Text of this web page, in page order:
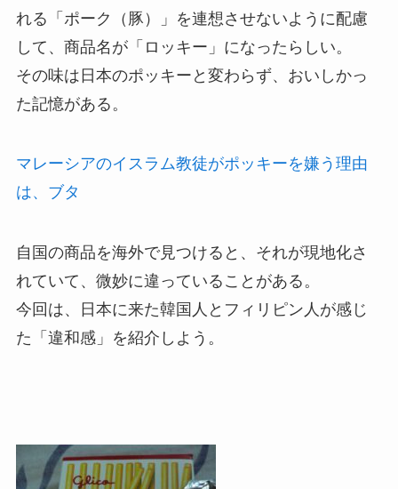
れる「ポーク（豚）」を連想させないように配慮
して、商品名が「ロッキー」になったらしい。
その味は日本のポッキーと変わらず、おいしかっ
た記憶がある。
マレーシアのイスラム教徒がポッキーを嫌う理由
は、ブタ
自国の商品を海外で見つけると、それが現地化さ
れていて、微妙に違っていることがある。
今回は、日本に来た韓国人とフィリピン人が感じ
た「違和感」を紹介しよう。